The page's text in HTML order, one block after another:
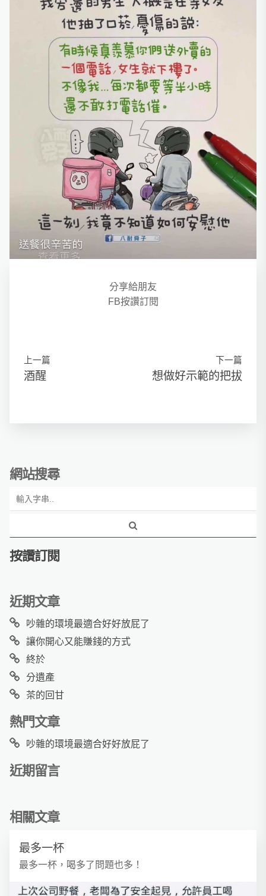
分享給朋友
FB按讚訂閱
上一篇
酒醒
下一篇
想做好示範的把拔
網站搜尋
按讚訂閱
近期文章
吵雜的環境最適合好好放屁了
讓你開心又能賺錢的方式
終於
分遺產
茶的回甘
熱門文章
吵雜的環境最適合好好放屁了
近期留言
相關文章
最多一杯
最多一杯，喝多了問題也多！